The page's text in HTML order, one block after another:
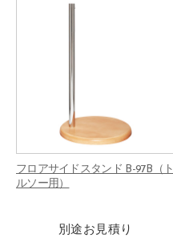
フロアサイドスタンド B-97B（ト
ルソー用）
別途お見積り